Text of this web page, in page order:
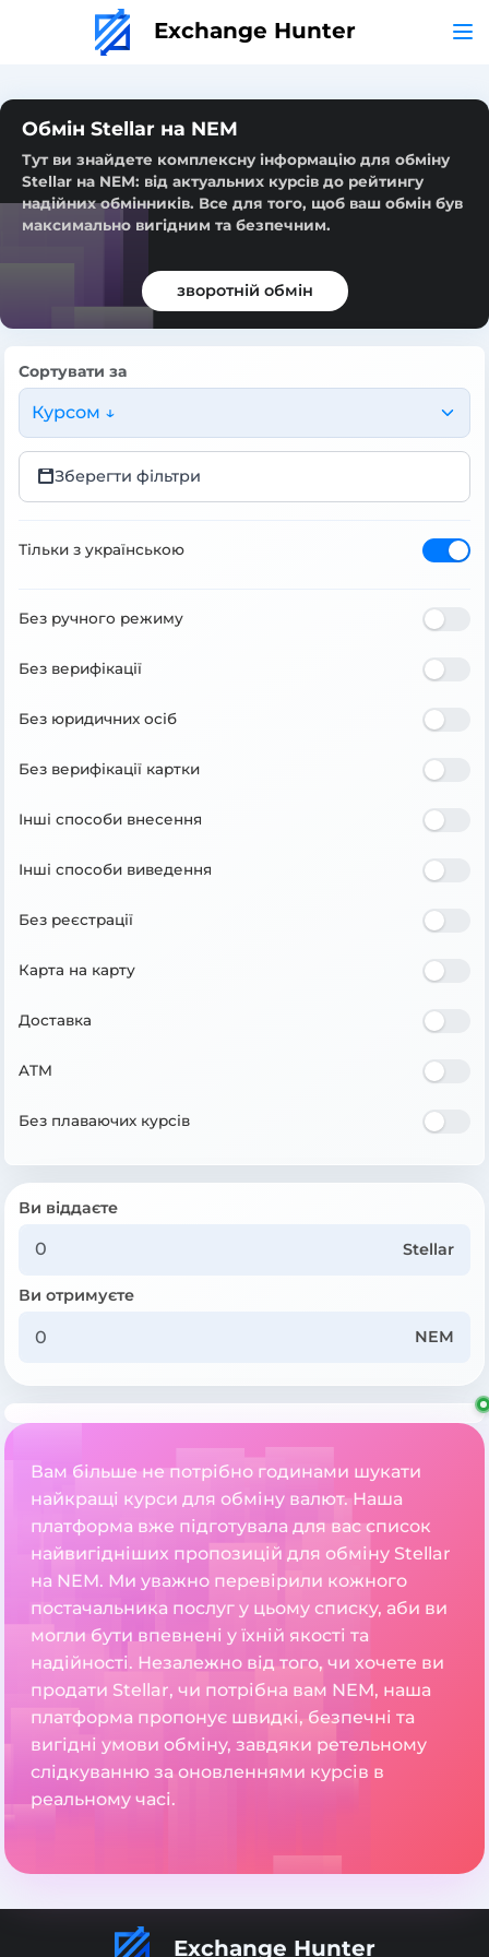
Exchange Hunter
Обмін Stellar на NEM
Тут ви знайдете комплексну інформацію для обміну
Stellar на NEM: від актуальних курсів до рейтингу
надійних обмінників. Все для того, щоб ваш обмін був
максимально вигідним та безпечним.
зворотній обмін
Сортувати за
Курсом ↓
Зберегти фільтри
Тільки з українською
Без ручного режиму
Без верифікації
Без юридичних осіб
Без верифікації картки
Інші способи внесення
Інші способи виведення
Без реєстрації
Карта на карту
Доставка
ATM
Без плаваючих курсів
Ви віддаєте
Stellar
Ви отримуєте
NEM
Вам більше не потрібно годинами шукати
найкращі курси для обміну валют. Наша
платформа вже підготувала для вас список
найвигідніших пропозицій для обміну Stellar
на NEM. Ми уважно перевірили кожного
постачальника послуг у цьому списку, аби ви
могли бути впевнені у їхній якості та
надійності. Незалежно від того, чи хочете ви
продати Stellar, чи потрібна вам NEM, наша
платформа пропонує швидкі, безпечні та
вигідні умови обміну, завдяки ретельному
слідкуванню за оновленнями курсів в
реальному часі.
Exchange Hunter